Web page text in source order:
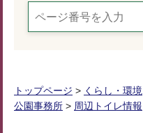
トップページ > くらし・環境
公園事務所 > 周辺トイレ情報